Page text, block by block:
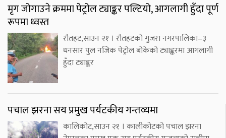
मृग जोगाउने क्रममा पेट्रोल ट्याङ्कर पल्टियो, आगलागी हुँदा पूर्ण
रूपमा ध्वस्त
रौतहट,साउन २१ । रौतहटको गुजरा नगरपालिका–३
धनसार पुल नजिक पेट्रोल बोकेको ट्याङ्करमा आगलागी
हुँदा ट्याङ्कर
पचाल झरना सय प्रमुख पर्यटकीय गन्तव्यमा
कालिकोट,साउन २१ । कालीकोटको पचाल झरना